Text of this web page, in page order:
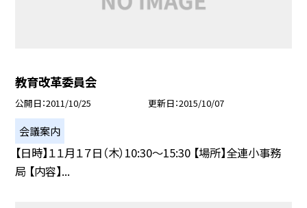
教育改革委員会
公開日 2011/10/25 更新日 2015/10/07
会議案内
【日時】１１月１７日（木）10:30〜15:30 【場所】全連小事務
局 【内容】...